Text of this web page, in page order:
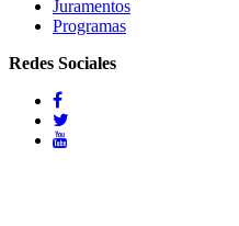
Juramentos
Programas
Redes Sociales